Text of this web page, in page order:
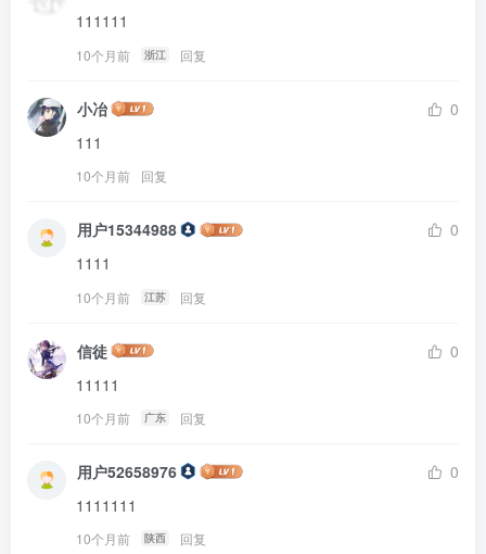
111111
10个月前 浙江 回复
小冶
0
111
10个月前 回复
用户15344988
0
1111
10个月前 江苏 回复
信徒
0
11111
10个月前 广东 回复
用户52658976
0
1111111
10个月前 陕西 回复